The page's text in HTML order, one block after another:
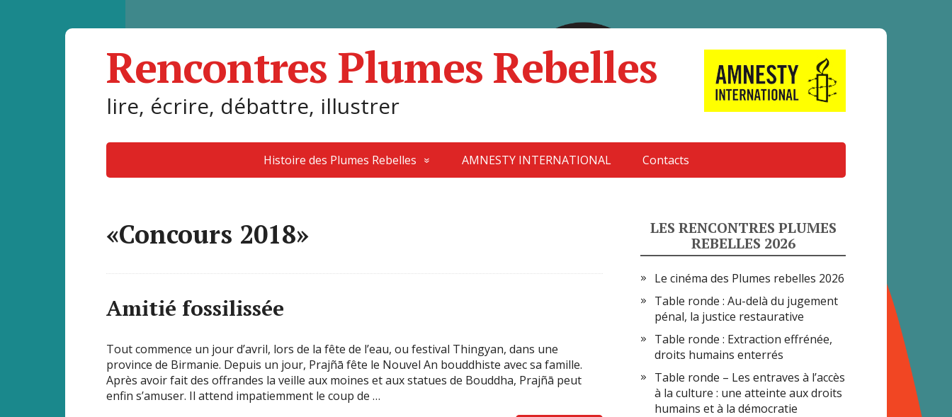
Rencontres Plumes Rebelles
lire, écrire, débattre, illustrer
Histoire des Plumes Rebelles AMNESTY INTERNATIONAL Contacts
«Concours 2018»
Amitié fossilissée
Tout commence un jour d’avril, lors de la fête de l’eau, ou festival Thingyan, dans une
province de Birmanie. Depuis un jour, Prajñā fête le Nouvel An bouddhiste avec sa famille.
Après avoir fait des offrandes la veille aux moines et aux statues de Bouddha, Prajñā peut
enfin s’amuser. Il attend impatiemment le coup de …
LES RENCONTRES PLUMES
REBELLES 2026
Le cinéma des Plumes rebelles 2026
Table ronde : Au-delà du jugement
pénal, la justice restaurative
Table ronde : Extraction effrénée,
droits humains enterrés
Table ronde – Les entraves à l’accès
à la culture : une atteinte aux droits
humains et à la démocratie